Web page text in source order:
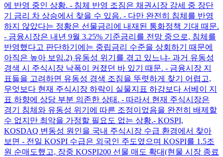
에 반영 중인 상황. - 침체 반영 조짐은 채권시장 강세 중 장단
기 금리 차 상승에서 찾을 수 있음. - 다만 완전히 침체를 반영
하지 않았다는 정황은 선물금리에 내재된 통화정책 기대 때문.
- 금융시장은 내년 9월 3.25% 기준금리를 전망 중으로, 침체를
반영했다고 판단하기에는 중립금리 수준을 상회하기 때문에
아직은 높아 보임. ​ 2) 유동성 위기를 겪고 있느냐​ - 과거 유동성
경색 시 주식시장 낙폭이 커졌던 바 있기 때문. - 금융시장 지
표들을 고려하면 유동성 경색 조짐을 뚜렷하게 찾기 어렵고,
무엇보다 현재 주식시장 하락이 실물지표 하강보다 서베이 지
표 하향에 상당 부분 의존한 상태. - 따라서 현재 주식시장은
경기 침체와 유동성 위기에 따른 조정이었음을 완전히 배제할
수 없지만 최악을 가정할 필요도 없는 상황. ​ - KOSPI,
KOSDAQ 변동성 원인을 국내 주식시장 수급 환경에서 찾아
보면 - 전일 KOSPI 수급은 외국인 주도였으며 KOSPI를 1.5조
원 순매도했고, 장중 KOSPI200 선물 매도 확대(현물 시장 종료